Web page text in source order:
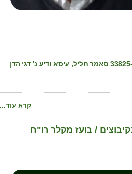
סע"ש 33820-09-18, סע"ש 37525-04-19, סע"ש 661-03-19, סע"ש 33825-09-18 סאמר חליל, עיסא ודיע נ' דגי הדן
קרא עוד...
/ בועז מקלר רו"ח